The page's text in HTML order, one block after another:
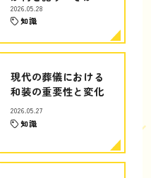
2026.05.28
知識
現代の葬儀における
和装の重要性と変化
2026.05.27
知識